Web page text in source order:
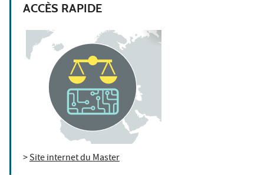
ACCÈS RAPIDE
>Site internet du Master